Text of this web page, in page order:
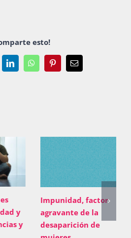
esto!
LinkedInWhatsAppPinterestEmail
y
y
Impunidad, factor
agravante de la
desaparición de